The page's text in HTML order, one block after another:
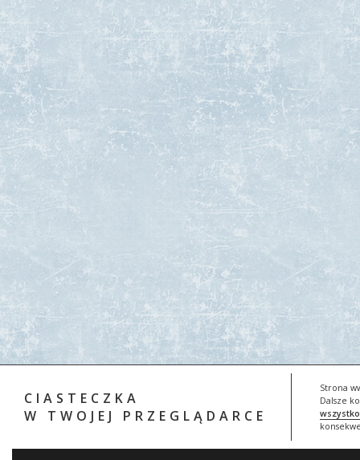
CIASTECZKA
W TWOJEJ PRZEGLĄDARCE
Strona
Dalsze